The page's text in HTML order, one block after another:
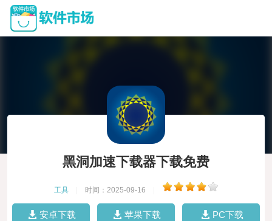
黑洞加速下载器下载免费
工具 时间：2025-09-16
安卓下载 苹果下载 PC下载